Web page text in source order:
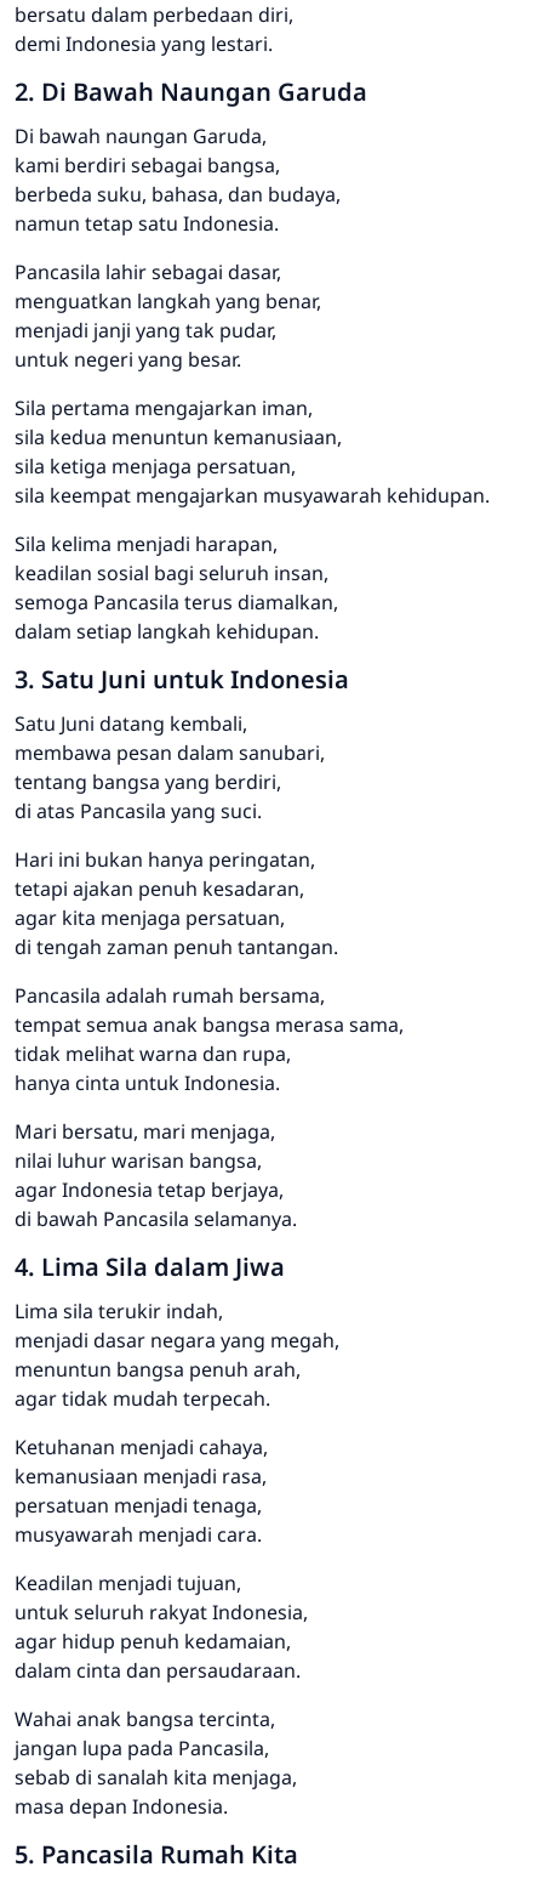
bersatu dalam perbedaan diri,
demi Indonesia yang lestari.
2. Di Bawah Naungan Garuda
Di bawah naungan Garuda,
kami berdiri sebagai bangsa,
berbeda suku, bahasa, dan budaya,
namun tetap satu Indonesia.
Pancasila lahir sebagai dasar,
menguatkan langkah yang benar,
menjadi janji yang tak pudar,
untuk negeri yang besar.
Sila pertama mengajarkan iman,
sila kedua menuntun kemanusiaan,
sila ketiga menjaga persatuan,
sila keempat mengajarkan musyawarah kehidupan.
Sila kelima menjadi harapan,
keadilan sosial bagi seluruh insan,
semoga Pancasila terus diamalkan,
dalam setiap langkah kehidupan.
3. Satu Juni untuk Indonesia
Satu Juni datang kembali,
membawa pesan dalam sanubari,
tentang bangsa yang berdiri,
di atas Pancasila yang suci.
Hari ini bukan hanya peringatan,
tetapi ajakan penuh kesadaran,
agar kita menjaga persatuan,
di tengah zaman penuh tantangan.
Pancasila adalah rumah bersama,
tempat semua anak bangsa merasa sama,
tidak melihat warna dan rupa,
hanya cinta untuk Indonesia.
Mari bersatu, mari menjaga,
nilai luhur warisan bangsa,
agar Indonesia tetap berjaya,
di bawah Pancasila selamanya.
4. Lima Sila dalam Jiwa
Lima sila terukir indah,
menjadi dasar negara yang megah,
menuntun bangsa penuh arah,
agar tidak mudah terpecah.
Ketuhanan menjadi cahaya,
kemanusiaan menjadi rasa,
persatuan menjadi tenaga,
musyawarah menjadi cara.
Keadilan menjadi tujuan,
untuk seluruh rakyat Indonesia,
agar hidup penuh kedamaian,
dalam cinta dan persaudaraan.
Wahai anak bangsa tercinta,
jangan lupa pada Pancasila,
sebab di sanalah kita menjaga,
masa depan Indonesia.
5. Pancasila Rumah Kita